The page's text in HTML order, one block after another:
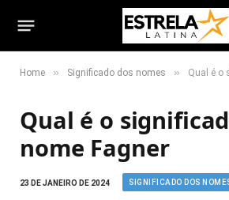
Home » Significado dos nomes » Qual é o
Qual é o
nome Fagner
23 DE JANEIRO DE 2024 SIGNIFICADO DOS